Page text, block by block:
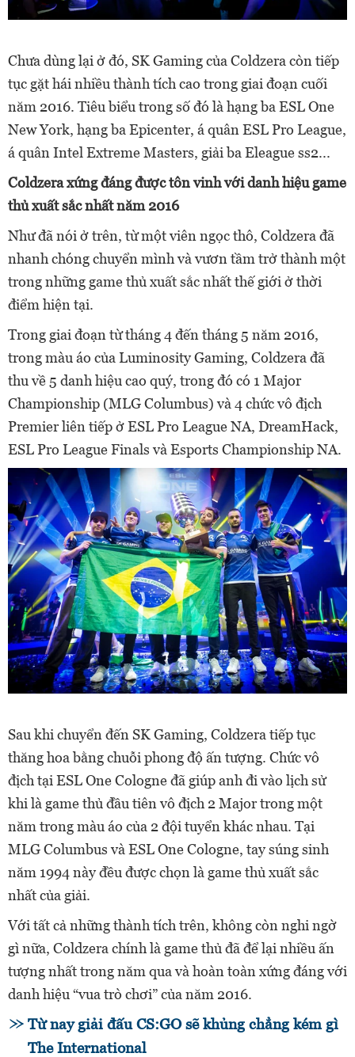
Chưa dùng lại ở đó, SK Gaming của Coldzera còn tiếp
tục gặt hái nhiều thành tích cao trong giai đoạn cuối
năm 2016. Tiêu biểu trong số đó là hạng ba ESL One
New York, hạng ba Epicenter, á quân ESL Pro League,
á quân Intel Extreme Masters, giải ba Eleague ss2...
Coldzera xứng đáng được tôn vinh với danh hiệu game
thủ xuất sắc nhất năm 2016
Như đã nói ở trên, từ một viên ngọc thô, Coldzera đã
nhanh chóng chuyển mình và vươn tầm trở thành một
trong những game thủ xuất sắc nhất thế giới ở thời
điểm hiện tại.
Trong giai đoạn từ tháng 4 đến tháng 5 năm 2016,
trong màu áo của Luminosity Gaming, Coldzera đã
thu về 5 danh hiệu cao quý, trong đó có 1 Major
Championship (MLG Columbus) và 4 chức vô địch
Premier liên tiếp ở ESL Pro League NA, DreamHack,
ESL Pro League Finals và Esports Championship NA.
Sau khi chuyển đến SK Gaming, Coldzera tiếp tục
thăng hoa bằng chuỗi phong độ ấn tượng. Chức vô
địch tại ESL One Cologne đã giúp anh đi vào lịch sử
khi là game thủ đầu tiên vô địch 2 Major trong một
năm trong màu áo của 2 đội tuyển khác nhau. Tại
MLG Columbus và ESL One Cologne, tay súng sinh
năm 1994 này đều được chọn là game thủ xuất sắc
nhất của giải.
Với tất cả những thành tích trên, không còn nghi ngờ
gì nữa, Coldzera chính là game thủ đã để lại nhiều ấn
tượng nhất trong năm qua và hoàn toàn xứng đáng với
danh hiệu “vua trò chơi” của năm 2016.
Từ nay giải đấu CS:GO sẽ khủng chẳng kém gì
The International